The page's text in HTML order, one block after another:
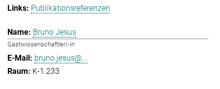
Publikationsreferenzen
Bruno Jesus
Gastwissenschaftler/-in
bruno.jesus@...
K-1.233